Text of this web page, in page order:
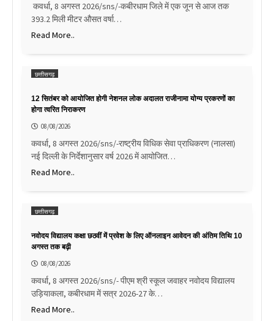
कवर्धा, 8 अगस्त 2026/sns/-कबीरधाम जिले में एक जून से आज तक
393.2 मिली मीटर औसत वर्षा…
Read More..
छत्तीसगढ़
12 सितंबर को आयोजित होगी नेशनल लोक अदालत राजीनामा योग्य प्रकरणों का
होगा त्वरित निराकरण
08/08/2026
कवर्धा, 8 अगस्त 2026/sns/-राष्ट्रीय विधिक सेवा प्राधिकरण (नालसा)
नई दिल्ली के निर्देशानुसार वर्ष 2026 में आयोजित…
Read More..
छत्तीसगढ़
नवोदय विद्यालय कक्षा छठवीं में प्रवेश के लिए ऑनलाइन आवेदन की अंतिम तिथि 10
अगस्त तक बढ़ी
08/08/2026
कवर्धा, 8 अगस्त 2026/sns/- पीएम श्री स्कूल जवाहर नवोदय विद्यालय
उड़ियाकला, कबीरधाम में सत्र 2026-27 के…
Read More..